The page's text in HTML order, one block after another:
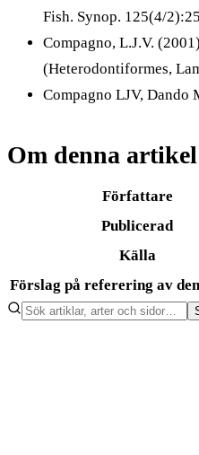
Fish. Synop. 125(4/
Compagno, L.J.V.
(Heterodontiformes,
Compagno LJV, Dando
Om denna artikel
Författare
Publicerad
Källa
Förslag på referering av